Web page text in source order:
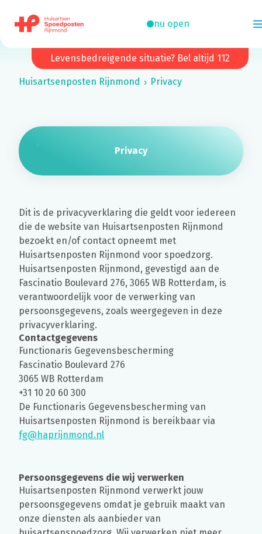
nu open
Levensbedreigende situatie? Bel altijd 112
Huisartsenposten Rijnmond Privacy
Privacy
Dit is de privacyverklaring die geldt voor iedereen
die de website van Huisartsenposten Rijnmond
bezoekt en/of contact opneemt met
Huisartsenposten Rijnmond voor spoedzorg.
Huisartsenposten Rijnmond, gevestigd aan de
Fascinatio Boulevard 276, 3065 WB Rotterdam, is
verantwoordelijk voor de verwerking van
persoonsgegevens, zoals weergegeven in deze
privacyverklaring.
Contactgegevens
Functionaris Gegevensbescherming
Fascinatio Boulevard 276
3065 WB Rotterdam
+31 10 20 60 300
De Functionaris Gegevensbescherming van
Huisartsenposten Rijnmond is bereikbaar via
fg@haprijnmond.nl
Persoonsgegevens die wij verwerken
Huisartsenposten Rijnmond verwerkt jouw
persoonsgegevens omdat je gebruik maakt van
onze diensten als aanbieder van